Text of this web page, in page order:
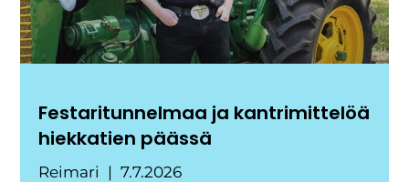
Festaritunnelmaa ja kantrimittelöä
hiekkatien päässä
Reimari 7.7.2026